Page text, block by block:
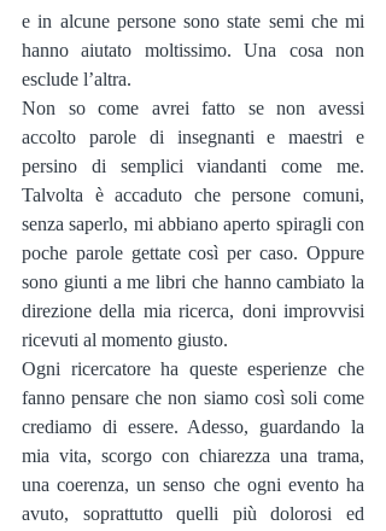
e in alcune persone sono state semi che mi
hanno aiutato moltissimo. Una cosa non
esclude l’altra.
Non so come avrei fatto se non avessi
accolto parole di insegnanti e maestri e
persino di semplici viandanti come me.
Talvolta è accaduto che persone comuni,
senza saperlo, mi abbiano aperto spiragli con
poche parole gettate così per caso. Oppure
sono giunti a me libri che hanno cambiato la
direzione della mia ricerca, doni improvvisi
ricevuti al momento giusto.
Ogni ricercatore ha queste esperienze che
fanno pensare che non siamo così soli come
crediamo di essere. Adesso, guardando la
mia vita, scorgo con chiarezza una trama,
una coerenza, un senso che ogni evento ha
avuto, soprattutto quelli più dolorosi ed